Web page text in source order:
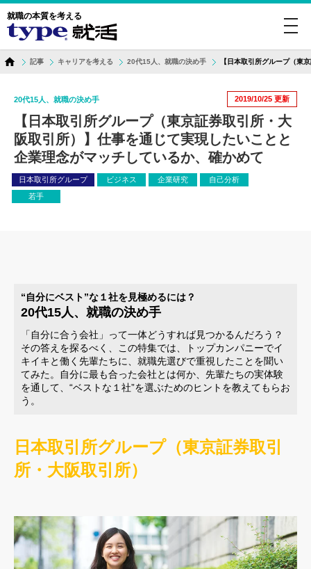
就職の本質を考える
記事 キャリアを考える 20代15人、就職の決め手 【日本取引所グループ（東
2019/10/25 更新
20代15人、就職の決め手
【日本取引所グループ（東京証券取引所・大
阪取引所）】仕事を通じて実現したいことと
企業理念がマッチしているか、確かめて
日本取引所グループ ビジネス 企業研究
自己分析
若手
“自分にベスト”な１社を見極めるには？
20代15人、就職の決め手
「自分に合う会社」って一体どうすれば見つかるんだろう？
その答えを探るべく、この特集では、トップカンパニーでイ
キイキと働く先輩たちに、就職先選びで重視したことを聞い
てみた。自分に最も合った会社とは何か、先輩たちの実体験
を通して、“ベストな１社”を選ぶためのヒントを教えてもらお
う。
日本取引所グループ（東京証券取引
所・大阪取引所）